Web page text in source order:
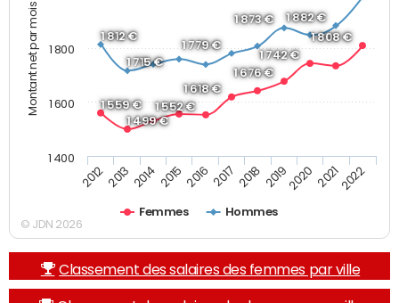
Montant net par mois (€)
1 559 €
1 499 €
1 552 €
1 618 €
1 676 €
1 742 €
1 808 €
1 812 €
1 715 €
1 779 €
1 873 € 1 882 €
Femmes Hommes
2012 2013 2014 2015 2016 2017 2018 20192020 20212022
1 400
1 600
1 800
© JDN 2026
Classement des salaires des femmes par ville